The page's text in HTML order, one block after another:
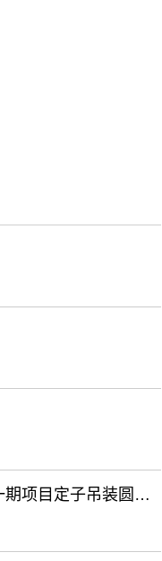
世界海拔最高超超临界机组关键节点告捷！中电建核电公司承建的青海格尔木一期项目定子吊装圆满完成